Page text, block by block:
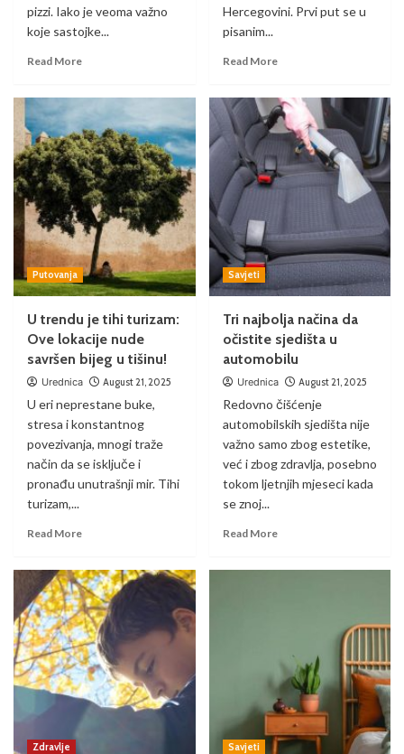
pizzi. Iako je veoma važno
koje sastojke...
Read More
Hercegovini. Prvi put se u
pisanim...
Read More
Putovanja
U trendu je tihi turizam:
Ove lokacije nude
savršen bijeg u tišinu!
Urednica August 21, 2025
U eri neprestane buke,
stresa i konstantnog
povezivanja, mnogi traže
način da se isključe i
pronađu unutrašnji mir. Tihi
turizam,...
Read More
Savjeti
Tri najbolja načina da
očistite sjedišta u
automobilu
Urednica August 21, 2025
Redovno čišćenje
automobilskih sjedišta nije
važno samo zbog estetike,
već i zbog zdravlja, posebno
tokom ljetnjih mjeseci kada
se znoj...
Read More
Zdravlje Savjeti